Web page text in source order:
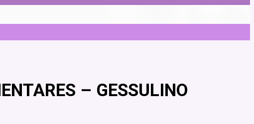
– GESSULINO